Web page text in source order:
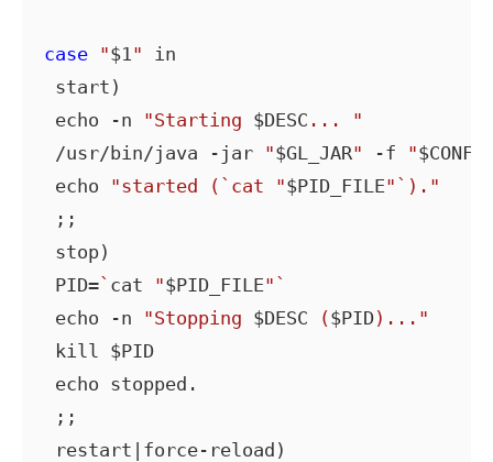
case "$1" in
start)
echo -n "Starting $DESC ... "
/usr/bin/java -jar "$GL_JAR" -f "
echo "started (`cat "$PID_FILE"`)."
;;
stop)
PID=` cat "$PID_FILE" `
echo -n "Stopping $DESC ($PID)..."
kill $PID
echo stopped.
;;
restart|force-reload)